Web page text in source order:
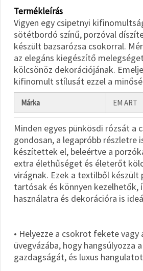
mindet
Beállítások
Termékleírás
Vigyen egy csipetnyi
sötétbordó színű, porzóval
készült bazsarózsa csokorral.
az elegáns kiegészítő
kölcsönöz dekorációjának.
kifinomult stílusát ezzel a
Márka EM ART
Minden egyes pünkösdi rózsát a
gondosan, a legapróbb részletre
készítettek el, beleértve a
extra élethűséget és életerőt
virágnak. Ezek a textilből készült
tartósak és könnyen kezelhetők,
használatra és dekorációra is
• Helyezze a csokrot fekete vagy
üvegvázába, hogy hangsúlyozza
gazdagságát, és luxus